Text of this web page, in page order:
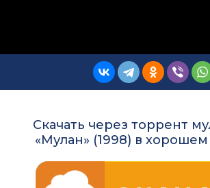
Скачать через торрент
«Мулан» (1998) в хорошем